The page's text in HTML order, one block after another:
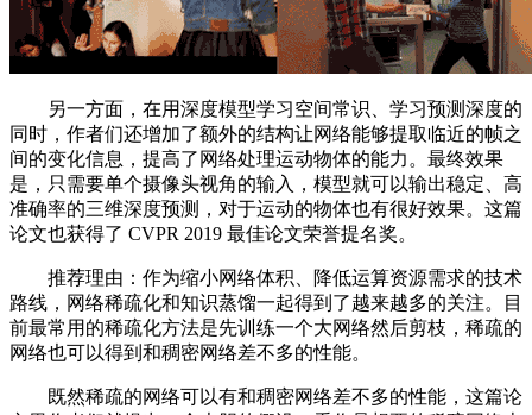
另一方面，在用深度模型学习空间常识、学习预测深度的
同时，作者们还增加了额外的结构让网络能够提取临近的帧之
间的变化信息，提高了网络处理运动物体的能力。最终效果
是，只需要单个摄像头视角的输入，模型就可以输出稳定、高
准确率的三维深度预测，对于运动的物体也有很好效果。这篇
论文也获得了 CVPR 2019 最佳论文荣誉提名奖。
推荐理由：作为缩小网络体积、降低运算资源需求的技术
路线，网络稀疏化和知识蒸馏一起得到了越来越多的关注。目
前最常用的稀疏化方法是先训练一个大网络然后剪枝，稀疏的
网络也可以得到和稠密网络差不多的性能。
既然稀疏的网络可以有和稠密网络差不多的性能，这篇论